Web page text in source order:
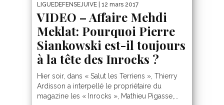
LIGUEDEFENSEJUIVE | 12 mars 2017
VIDEO – Affaire Mehdi
Meklat: Pourquoi Pierre
Siankowski est-il toujours
à la tête des Inrocks ?
Hier soir, dans « Salut les Terriens », Thierry
Ardisson a interpellé le propriétaire du
magazine les « Inrocks », Mathieu Pigasse,...